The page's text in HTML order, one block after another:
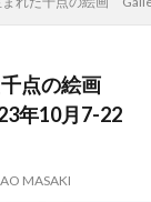
千点の絵画​
年10月7-22
MASAKI